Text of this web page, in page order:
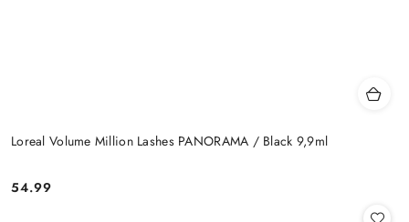
Loreal Volume Million Lashes PANORAMA / Black 9,9ml
Cena:
54.99